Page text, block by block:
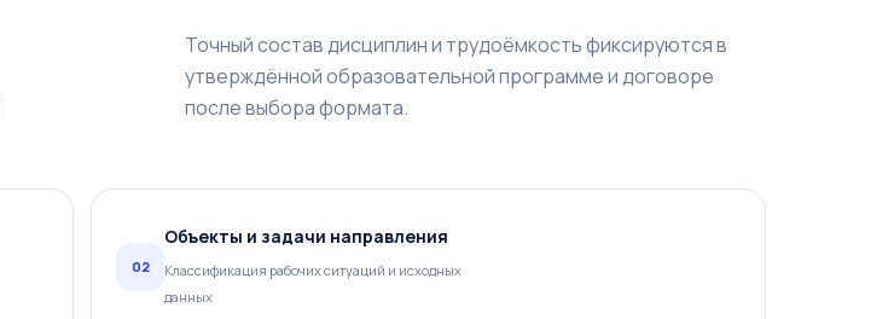
Точный состав дисциплин и трудоёмкость фиксируются в
утверждённой образовательной программе и договоре
после выбора формата.
02
Объекты и задачи направления
Классификация рабочих ситуаций и исходных
данных